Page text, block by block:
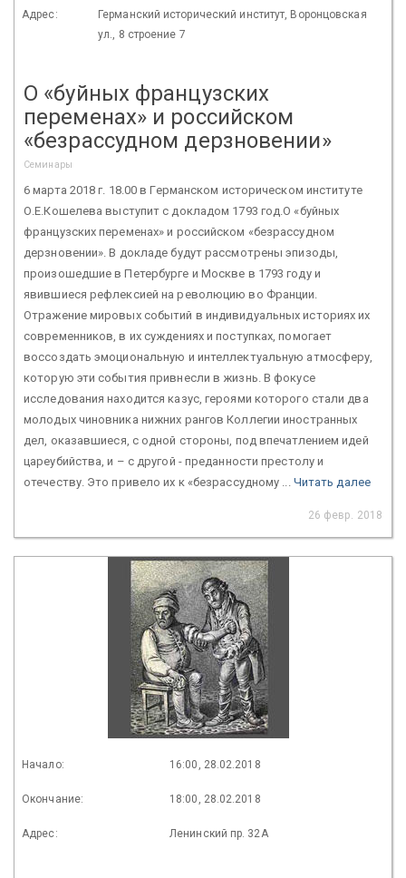
Адрес:
Германский исторический институт, Воронцовская
ул., 8 строение 7
О «буйных французских
переменах» и российском
«безрассудном дерзновении»
Семинары
6 марта 2018 г. 18.00 в Германском историческом институте
О.Е.Кошелева выступит с докладом 1793 год.О «буйных
французских переменах» и российском «безрассудном
дерзновении». В докладе будут рассмотрены эпизоды,
произошедшие в Петербурге и Москве в 1793 году и
явившиеся рефлексией на революцию во Франции.
Отражение мировых событий в индивидуальных историях их
современников, в их суждениях и поступках, помогает
воссоздать эмоциональную и интеллектуальную атмосферу,
которую эти события привнесли в жизнь. В фокусе
исследования находится казус, героями которого стали два
молодых чиновника нижних рангов Коллегии иностранных
дел, оказавшиеся, с одной стороны, под впечатлением идей
цареубийства, и – с другой - преданности престолу и
отечеству. Это привело их к «безрассудному ... Читать далее
26 февр. 2018
Начало: 16:00, 28.02.2018
Окончание: 18:00, 28.02.2018
Адрес: Ленинский пр. 32А